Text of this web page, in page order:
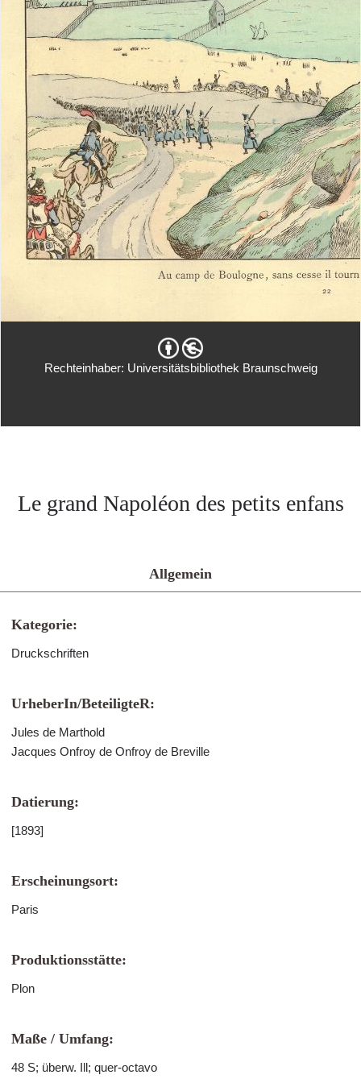
Rechteinhaber: Universitätsbibliothek Braunschweig
Le grand Napoléon des petits enfans
Allgemein
Kategorie:
Druckschriften
UrheberIn/BeteiligteR:
Jules de Marthold
Jacques Onfroy de Onfroy de Breville
Datierung:
[1893]
Erscheinungsort:
Paris
Produktionsstätte:
Plon
Maße / Umfang:
48 S; überw. Ill; quer-octavo